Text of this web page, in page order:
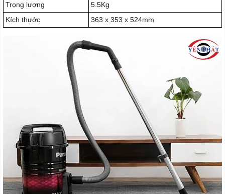
Trọng lượng
5.5Kg
Kích thước
363 x 353 x 524mm